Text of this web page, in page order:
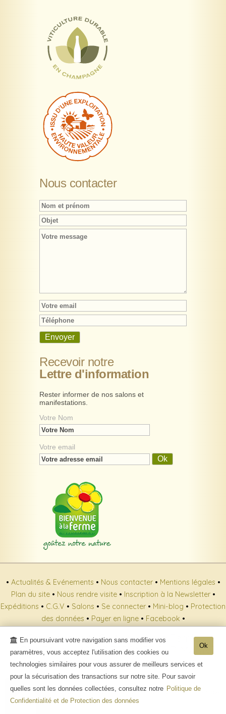
Nous contacter
Recevoir notre
Lettre d'information
Rester informer de nos salons et
manifestations.
Votre Nom
Votre email
• Actualités & Evénements • Nous contacter • Mentions légales •
Plan du site • Nous rendre visite • Inscription à la Newsletter •
Expéditions • C.G.V • Salons • Se connecter • Mini-blog • Protection
des données • Payer en ligne • Facebook •
Champagne MICHAUX - 6 rue Ferrée
MONNEAUX - 02400 ESSOMES SUR MARNE
Tél. : 03.23.83.14.05 - Tva. : FR86384726501 - RCS :
38472650100024
- L'abus d'alcool est dangereux pour la santé, sachez consommer avec
modération. -
Ok
En poursuivant votre navigation sans modifier vos
paramètres, vous acceptez l'utilisation des cookies ou
technologies similaires pour vous assurer de meilleurs services et
pour la sécurisation des transactions sur notre site. Pour savoir
quelles sont les données collectées, consultez notre Politique de
Confidentialité et de Protection des données